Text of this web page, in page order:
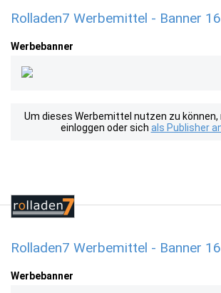
Rolladen7 Werbemittel - Banner
Werbebanner
Um dieses Werbemittel nutzen zu können,
einloggen oder sich als Publisher
Rolladen7 Werbemittel - Banner
Werbebanner